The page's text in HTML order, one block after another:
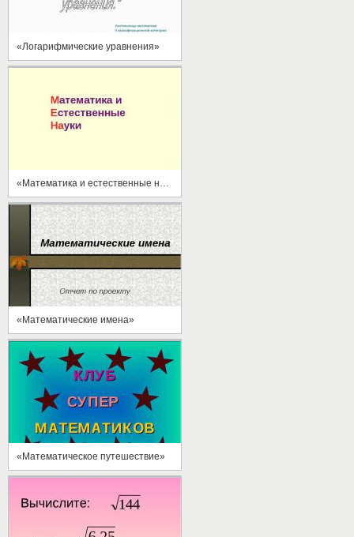
«Логарифмические уравнения»
«Математические имена»
«Математическое путешествие»